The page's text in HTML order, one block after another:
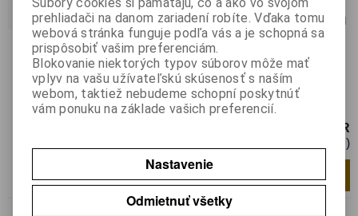
Záruka (mesiacov):24
Termín dodania(prac.dni)-platí pre sklad
LIESKOVEC skladom
Hmotnosť:0,00155 kg
Hmotnosť balenia:0,00155 kg
Dióda: usmerňovacia; THT; 1kV; 10A;
Ammo Pack; Ifsm: 400A; P600
0,39 EUR
0,33 EUR (Cena bez DPH)
Pridať do košíka
prehliadači na danom zariadení robíte. Vďaka tomu
webová stránka funguje podľa vás a je schopná sa
prispôsobiť vašim preferenciám.
Blokovanie niektorých typov súborov môže mať
vplyv na vašu užívateľskú skúsenosť s naším
webom, taktiež nebudeme schopní poskytnúť
vám ponuku na základe vašich preferencií.
Nastavenie
Odmietnuť všetky